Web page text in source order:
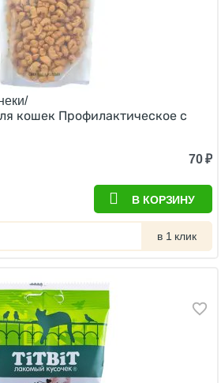
кошек Профилактическое с
70₽
В КОРЗИНУ
в 1 клик